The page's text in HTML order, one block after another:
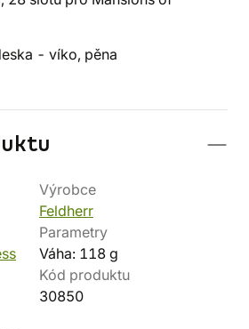
- víko, pěna
Výrobce
Feldherr
Parametry
Váha: 118 g
Kód produktu
30850